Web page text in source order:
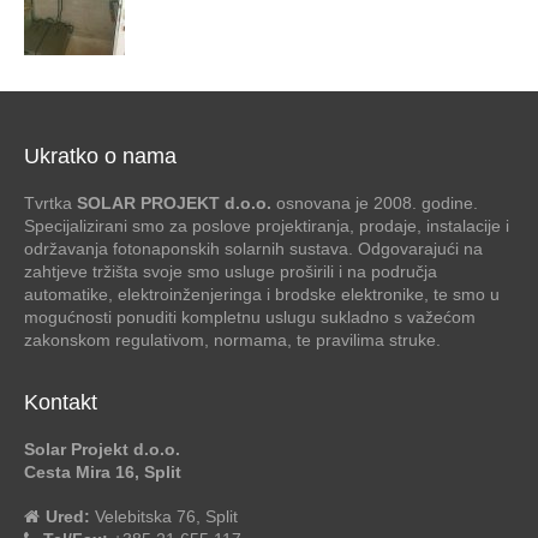
Ukratko o nama
Tvrtka SOLAR PROJEKT d.o.o. osnovana je 2008. godine.
Specijalizirani smo za poslove projektiranja, prodaje, instalacije i
održavanja fotonaponskih solarnih sustava. Odgovarajući na
zahtjeve tržišta svoje smo usluge proširili i na područja
automatike, elektroinženjeringa i brodske elektronike, te smo u
mogućnosti ponuditi kompletnu uslugu sukladno s važećom
zakonskom regulativom, normama, te pravilima struke.
Kontakt
Solar Projekt d.o.o.
Cesta Mira 16, Split
Ured: Velebitska 76, Split